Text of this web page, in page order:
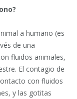
a humano (es
de una
fluidos animales,
El contagio de
con fluidos
y las gotitas